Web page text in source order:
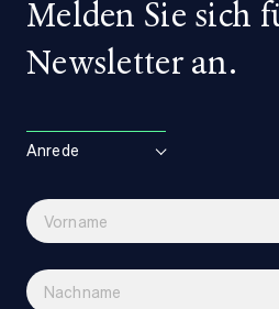
Melden Sie sich
Newsletter an.
Anrede